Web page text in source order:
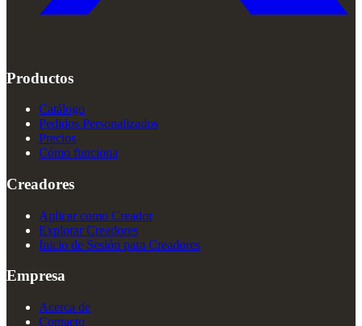
Productos
Catálogo
Pedidos Personalizados
Precios
Cómo funciona
Creadores
Aplicar como Creador
Explorar Creadores
Inicio de Sesión para Creadores
Empresa
Acerca de
Contacto